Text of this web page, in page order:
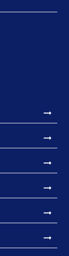
arrow_right_alt
arrow_right_alt
arrow_right_alt
arrow_right_alt
arrow_right_alt
arrow_right_alt